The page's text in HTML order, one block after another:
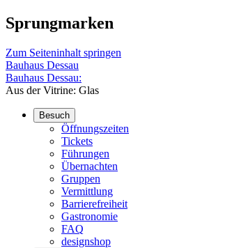
Sprungmarken
Zum Seiteninhalt springen
Bauhaus Dessau
Bauhaus Dessau:
Aus der Vitrine: Glas
Besuch
Öffnungszeiten
Tickets
Führungen
Übernachten
Gruppen
Vermittlung
Barrierefreiheit
Gastronomie
FAQ
designshop